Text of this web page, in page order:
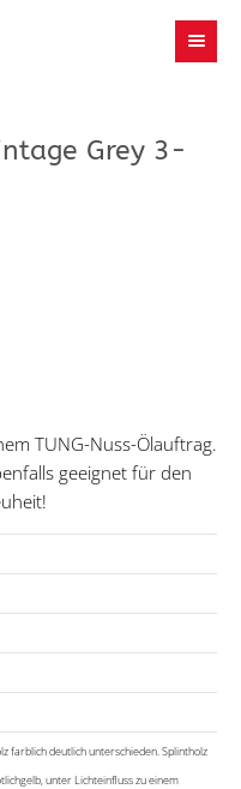
Grey 3-
TUNG-Nuss-Ölauftrag.
geeignet für den
farblich deutlich unterschieden. Splintholz
unter Lichteinfluss zu einem